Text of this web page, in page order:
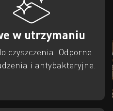
w utrzymaniu
czyszczenia. Odporne
i antybakteryjne.